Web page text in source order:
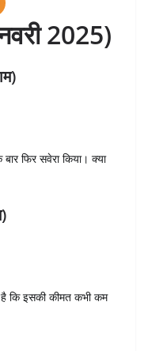
2025)
फिर सवेरा किया। क्या
कि इसकी कीमत कभी कम